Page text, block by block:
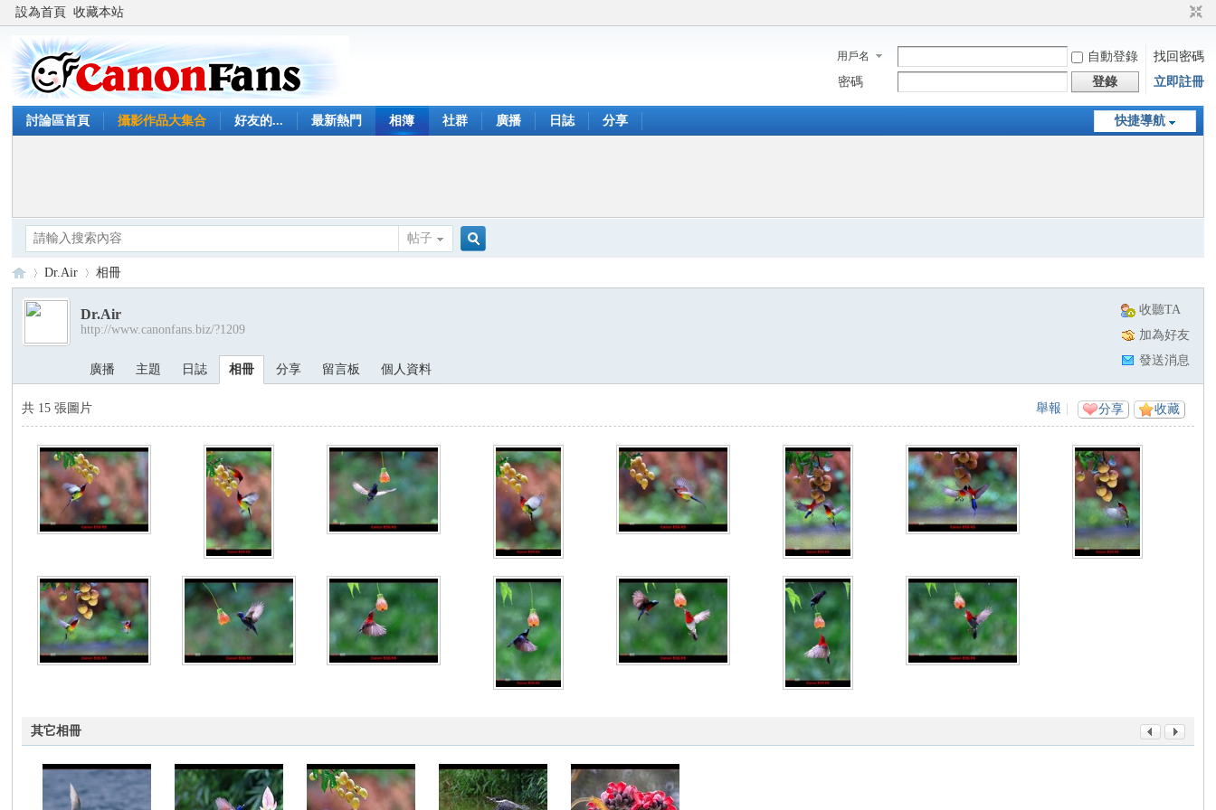
設為首頁 收藏本站
用戶名 自動登錄
找回密碼
密碼
登錄 立即註冊
快捷導航
討論區首頁 攝影作品大集合 好友的... 最新熱門 相簿 社群 廣播 日誌 分享
帖子
Ca›
Dr.Air 相冊
收聽TA
加為好友
發送消息
Dr.Air
http://www.canonfans.biz/?1209
廣播 主題 日誌 相冊 分享 留言板 個人資料
收藏
分享
舉報
共 15 張圖片
其它相冊